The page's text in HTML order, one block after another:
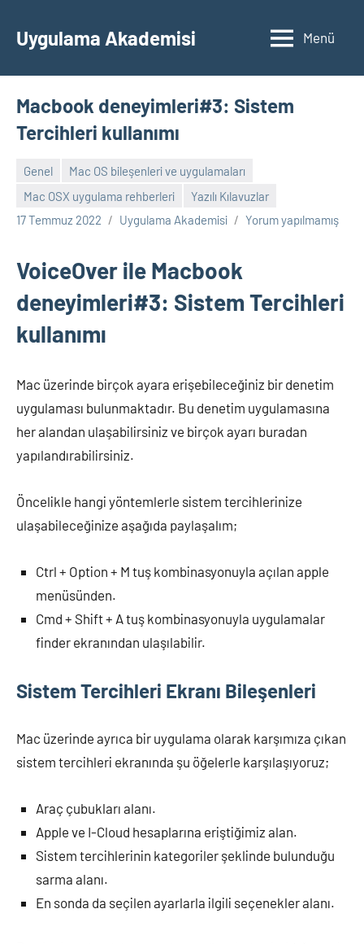
geçUygulama Akademisi Menü
Macbook deneyimleri#3: Sistem
Tercihleri kullanımı
Genel
Mac OS bileşenleri ve uygulamaları
Mac OSX uygulama rehberleri
Yazılı Kılavuzlar
17 Temmuz 2022
Uygulama Akademisi Yorum yapılmamış
VoiceOver ile Macbook
deneyimleri#3: Sistem Tercihleri
kullanımı
Mac üzerinde birçok ayara erişebileceğiniz bir denetim
uygulaması bulunmaktadır. Bu denetim uygulamasına
her alandan ulaşabilirsiniz ve birçok ayarı buradan
yapılandırabilirsiniz.
Öncelikle hangi yöntemlerle sistem tercihlerinize
ulaşabileceğinize aşağıda paylaşalım;
Ctrl + Option + M tuş kombinasyonuyla açılan apple
menüsünden.
Cmd + Shift + A tuş kombinasyonuyla uygulamalar
finder ekranından ulaşılabilir.
Sistem Tercihleri Ekranı Bileşenleri
Mac üzerinde ayrıca bir uygulama olarak karşımıza çıkan
sistem tercihleri ekranında şu öğelerle karşılaşıyoruz;
Araç çubukları alanı.
Apple ve I-Cloud hesaplarına eriştiğimiz alan.
Sistem tercihlerinin kategoriler şeklinde bulunduğu
sarma alanı.
En sonda da seçilen ayarlarla ilgili seçenekler alanı.